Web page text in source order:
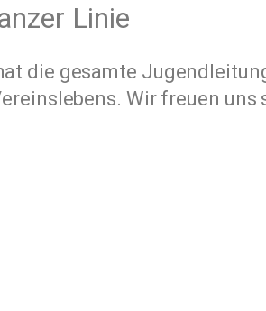
Linie
die gesamte
Wir freuen